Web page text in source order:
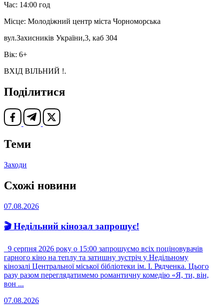
Час: 14:00 год
Місце: Молодіжний центр міста Чорноморська
вул.Захисників України,3, каб 304
Вік: 6+
ВХІД ВІЛЬНИЙ !.
Поділитися
Теми
Заходи
Схожі новини
07.08.2026
🎬 Недільний кінозал запрошує!
9 серпня 2026 року о 15:00 запрошуємо всіх поціновувачів
гарного кіно на теплу та затишну зустріч у Недільному
кінозалі Центральної міської бібліотеки ім. І. Рядченка. Цього
разу разом переглядатимемо романтичну комедію «Я, ти, він,
вон ...
07.08.2026